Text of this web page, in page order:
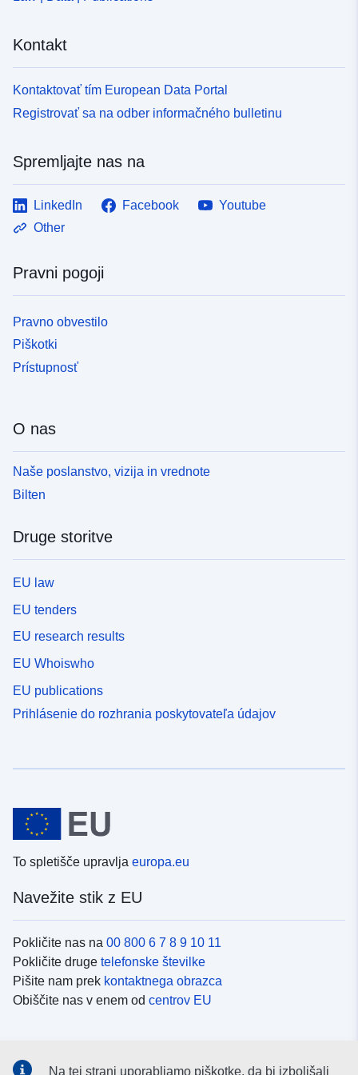
codelist/ResourceType/dataset
Kontakt
Kontaktovať tím European Data Portal
Registrovať sa na odber informačného bulletinu
Spremljajte nas na
LinkedIn Facebook
Youtube
Other
Pravni pogoji
Pravno obvestilo
Piškotki
Prístupnosť
O nas
Naše poslanstvo, vizija in vrednote
Bilten
Druge storitve
EU law
EU tenders
EU research results
EU Whoiswho
EU publications
Prihlásenie do rozhrania poskytovateľa údajov
To spletišče upravlja europa.eu
Navežite stik z EU
Pokličite nas na 00 800 6 7 8 9 10 11
Pokličite druge telefonske številke
Pišite nam prek kontaktnega obrazca
Obiščite nas v enem od centrov EU
Na tej strani uporabljamo piškotke, da bi izboljšali